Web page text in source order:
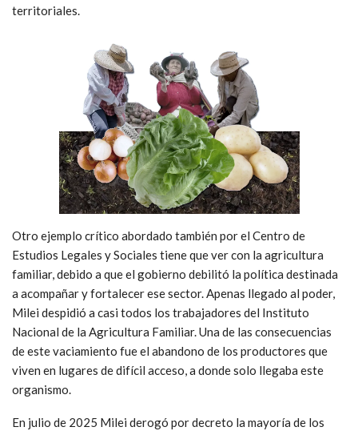
territoriales.
Otro ejemplo crítico abordado también por el Centro de
Estudios Legales y Sociales tiene que ver con la agricultura
familiar, debido a que el gobierno debilitó la política destinada
a acompañar y fortalecer ese sector. Apenas llegado al poder,
Milei despidió a casi todos los trabajadores del Instituto
Nacional de la Agricultura Familiar. Una de las consecuencias
de este vaciamiento fue el abandono de los productores que
viven en lugares de difícil acceso, a donde solo llegaba este
organismo.
En julio de 2025 Milei derogó por decreto la mayoría de los